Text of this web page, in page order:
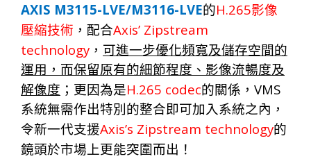
AXIS M3115-LVE/M3116-LVE的H.265影像
壓縮技術 ， 配合Axis’ Zipstream
technology ， 可進一步優化頻寬及儲存空間的
運用，而保留原有的細節程度、影像流暢度及
解像度 ；更因為是H.265 codec的關係， VMS
系統無需作出特別的整合即可加入系統之內，
令新一代支援Axis’s Zipstream technology的
鏡頭於市場上更能突圍而出！